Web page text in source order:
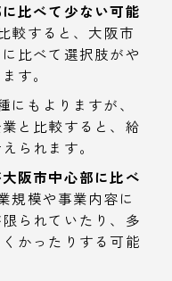
比べて少ない可能
較すると、大阪市
比べて選択肢がや
す。
にもよりますが、
と比較すると、給
られます。
阪市中心部に比べ
規模や事業内容に
られていたり、多
かったりする可能